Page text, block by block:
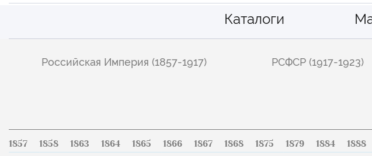
Каталоги
Российская Империя (1857-1917) РСФСР (1917-1923)
1857 1858 1863 1864 1865 1866 1867 1868 1875 1879 1884 1888